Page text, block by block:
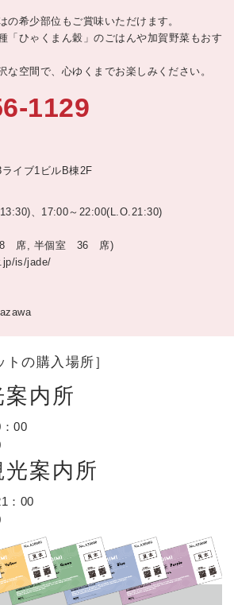
の希少部位もご賞味いただけます。
「ひゃくまん穀」のごはんや加賀野菜もおす
な空間で、心ゆくまでお楽しみください。
1129
イブ1ビルB棟2F
、17:00～22:00(L.O.21:30)
席, 半個室 36 席)
is/jade/
トの購入場所］
案内所
：00
案内所
：00